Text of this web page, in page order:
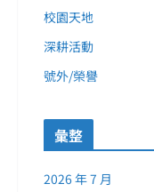
校園天地
深耕活動
號外/榮譽
彙整
2026 年 7 月